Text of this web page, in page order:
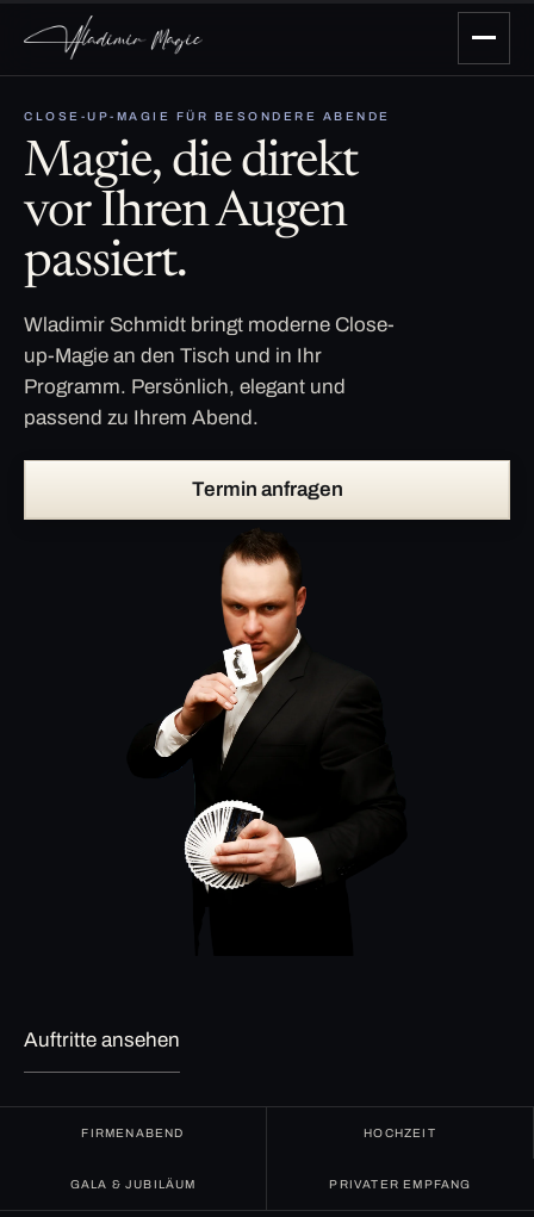
CLOSE-UP-MAGIE FÜR BESONDERE ABENDE
Magie, die direkt
vor Ihren Augen
passiert.
Wladimir Schmidt bringt moderne Close-
up-Magie an den Tisch und in Ihr
Programm. Persönlich, elegant und
passend zu Ihrem Abend.
Termin anfragen
Auftritte ansehen
FIRMENABEND HOCHZEIT
GALA & JUBILÄUM PRIVATER EMPFANG